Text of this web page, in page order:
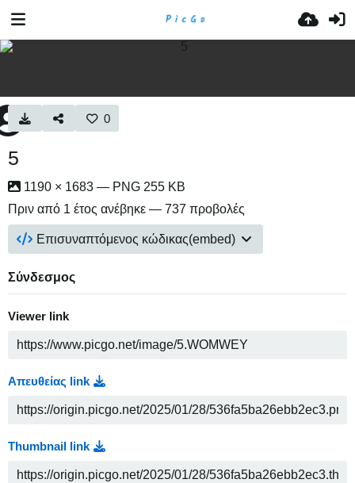
0
5
1190 × 1683 — PNG 255 KB
Πριν από 1 έτος ανέβηκε — 737 προβολές
Επισυναπτόμενος κώδικας(embed)
Σύνδεσμος
Viewer link
Απευθείας link
Thumbnail link